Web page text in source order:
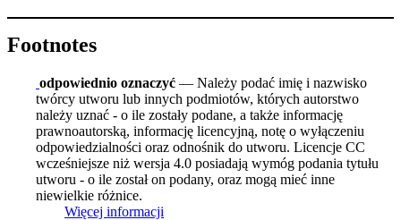
Footnotes
odpowiednio oznaczyć — Należy podać imię i nazwisko
twórcy utworu lub innych podmiotów, których autorstwo
należy uznać - o ile zostały podane, a także informację
prawnoautorską, informację licencyjną, notę o wyłączeniu
odpowiedzialności oraz odnośnik do utworu. Licencje CC
wcześniejsze niż wersja 4.0 posiadają wymóg podania tytułu
utworu - o ile został on podany, oraz mogą mieć inne
niewielkie różnice.
Więcej informacji